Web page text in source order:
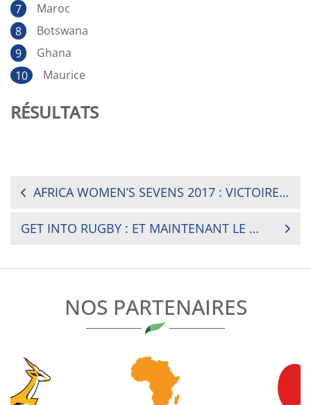
Maroc
Botswana
Ghana
Maurice
RÉSULTATS
NAVIGATION
AFRICA WOMEN’S SEVENS 2017 : VICTOIRE DE L’AFRIQUE DU SUD
GET INTO RUGBY : ET MAINTENANT LE GABON !
NOS PARTENAIRES